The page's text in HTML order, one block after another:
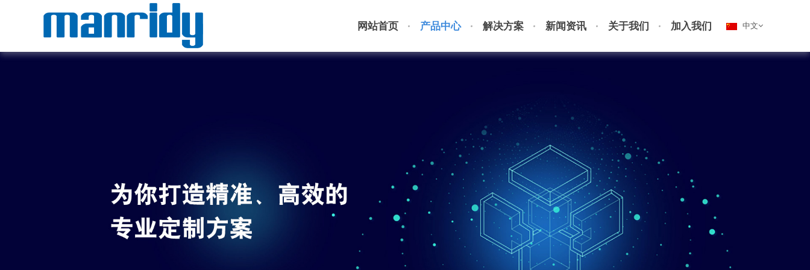
中文
网站首页 产品中心 解决方案 新闻资讯 关于我们 加入我们